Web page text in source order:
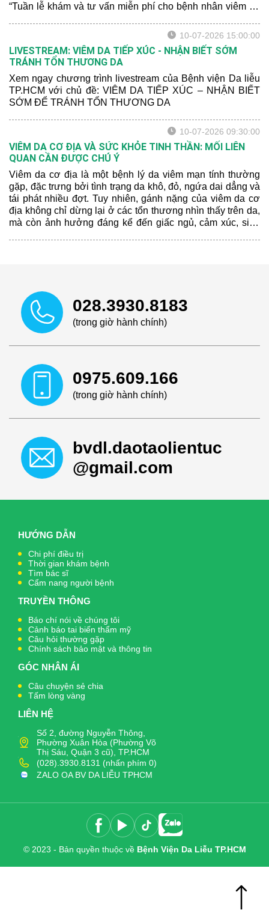
“Tuần lễ khám và tư vấn miễn phí cho bệnh nhân viêm da
10-07-2026 15:00:00
LIVESTREAM: VIÊM DA TIẾP XÚC - NHẬN BIẾT SỚM
TRÁNH TỔN THƯƠNG DA
Xem ngay chương trình livestream của Bệnh viện Da liễu
TP.HCM với chủ đề: VIÊM DA TIẾP XÚC – NHẬN BIẾT
SỚM ĐỂ TRÁNH TỔN THƯƠNG DA
10-07-2026 09:30:00
VIÊM DA CƠ ĐỊA VÀ SỨC KHỎE TINH THẦN: MỐI LIÊN
QUAN CẦN ĐƯỢC CHÚ Ý
Viêm da cơ địa là một bệnh lý da viêm mạn tính thường
gặp, đặc trưng bởi tình trạng da khô, đỏ, ngứa dai dẳng và
tái phát nhiều đợt. Tuy nhiên, gánh nặng của viêm da cơ
địa không chỉ dừng lại ở các tổn thương nhìn thấy trên da,
mà còn ảnh hưởng đáng kể đến giấc ngủ, cảm xúc, sinh
028.3930.8183
(trong giờ hành chính)
0975.609.166
(trong giờ hành chính)
bvdl.daotaolientuc
@gmail.com
HƯỚNG DẪN
Chi phí điều trị
Thời gian khám bệnh
Tìm bác sĩ
Cẩm nang người bệnh
TRUYỀN THÔNG
Báo chí nói về chúng tôi
Cảnh báo tai biến thẩm mỹ
Câu hỏi thường gặp
Chính sách bảo mật và thông tin
GÓC NHÂN ÁI
Câu chuyện sẻ chia
Tấm lòng vàng
LIÊN HỆ
Số 2, đường Nguyễn Thông,
Phường Xuân Hòa (Phường Võ
Thị Sáu, Quận 3 cũ), TP.HCM
(028).3930.8131 (nhấn phím 0)
ZALO OA BV DA LIỄU TPHCM
© 2023 - Bản quyền thuộc về Bệnh Viện Da Liễu TP.HCM